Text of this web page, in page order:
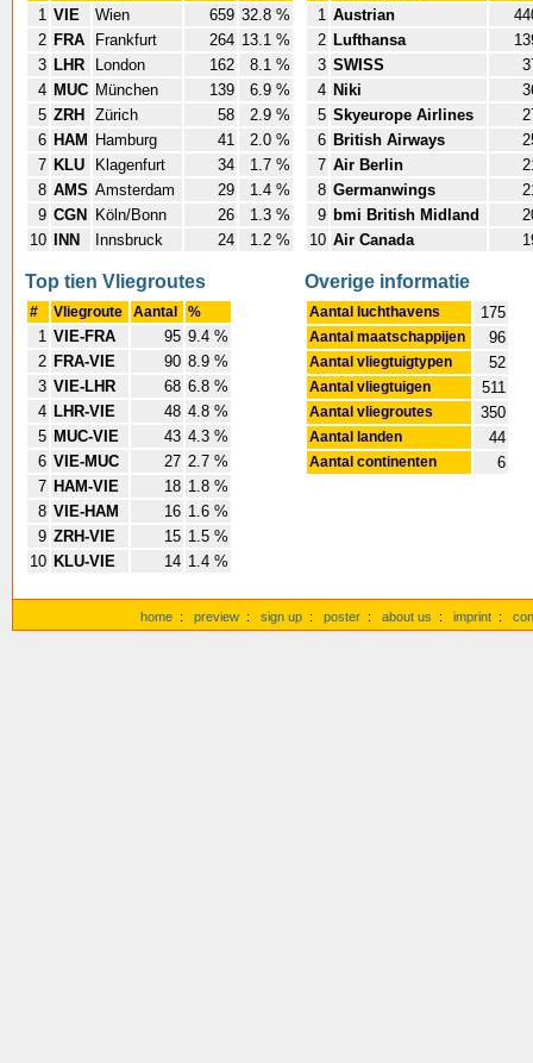
1 VIE Wien 659 32.8 %
2 FRA Frankfurt 264 13.1 %
3 LHR London 162
8.1 %
4 MUC München 139
6.9 %
5 ZRH Zürich 58
2.9 %
6 HAM Hamburg 41
2.0 %
7 KLU Klagenfurt 34
1.7 %
8 AMS Amsterdam 29
1.4 %
9 CGN Köln/Bonn 26
1.3 %
10
INN Innsbruck 24 1.2 %
1 Austrian
2 Lufthansa
3 SWISS
4 Niki
5 Skyeurope Airlines
6 British Airways
7 Air Berlin
8 Germanwings
9 bmi British Midland
10 Air Canada
Top tien Vliegroutes
# Vliegroute Aantal %
1 VIE-FRA 95 9.4 %
2 FRA-VIE 90 8.9 %
3 VIE-LHR 68 6.8 %
4 LHR-VIE 48 4.8 %
5 MUC-VIE 43 4.3 %
6 VIE-MUC 27 2.7 %
7 HAM-VIE 18 1.8 %
8 VIE-HAM 16 1.6 %
9 ZRH-VIE 15 1.5 %
10 KLU-VIE 14 1.4 %
Overige informatie
Aantal luchthavens 175
Aantal maatschappijen 96
Aantal vliegtuigtypen 52
Aantal vliegtuigen 511
Aantal vliegroutes 350
Aantal landen 44
Aantal continenten 6
home : preview : sign up : poster : about us : imprint :